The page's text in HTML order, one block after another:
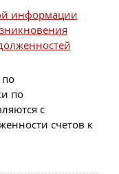
информации
по
с
счетов к